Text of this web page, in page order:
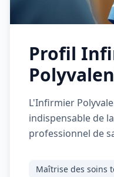
Profil
L'Infirmier
indispensable de
professionnel de
curative ou
Maîtrise des soins